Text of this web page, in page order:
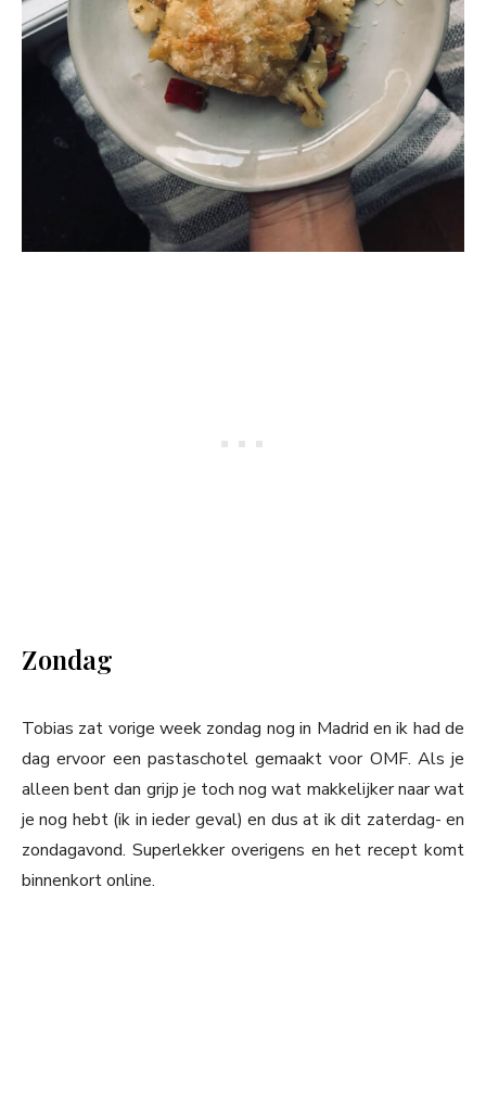
Zondag
Tobias zat vorige week zondag nog in Madrid en ik had de
dag ervoor een pastaschotel gemaakt voor OMF. Als je
alleen bent dan grijp je toch nog wat makkelijker naar wat
je nog hebt (ik in ieder geval) en dus at ik dit zaterdag- en
zondagavond. Superlekker overigens en het recept komt
binnenkort online.